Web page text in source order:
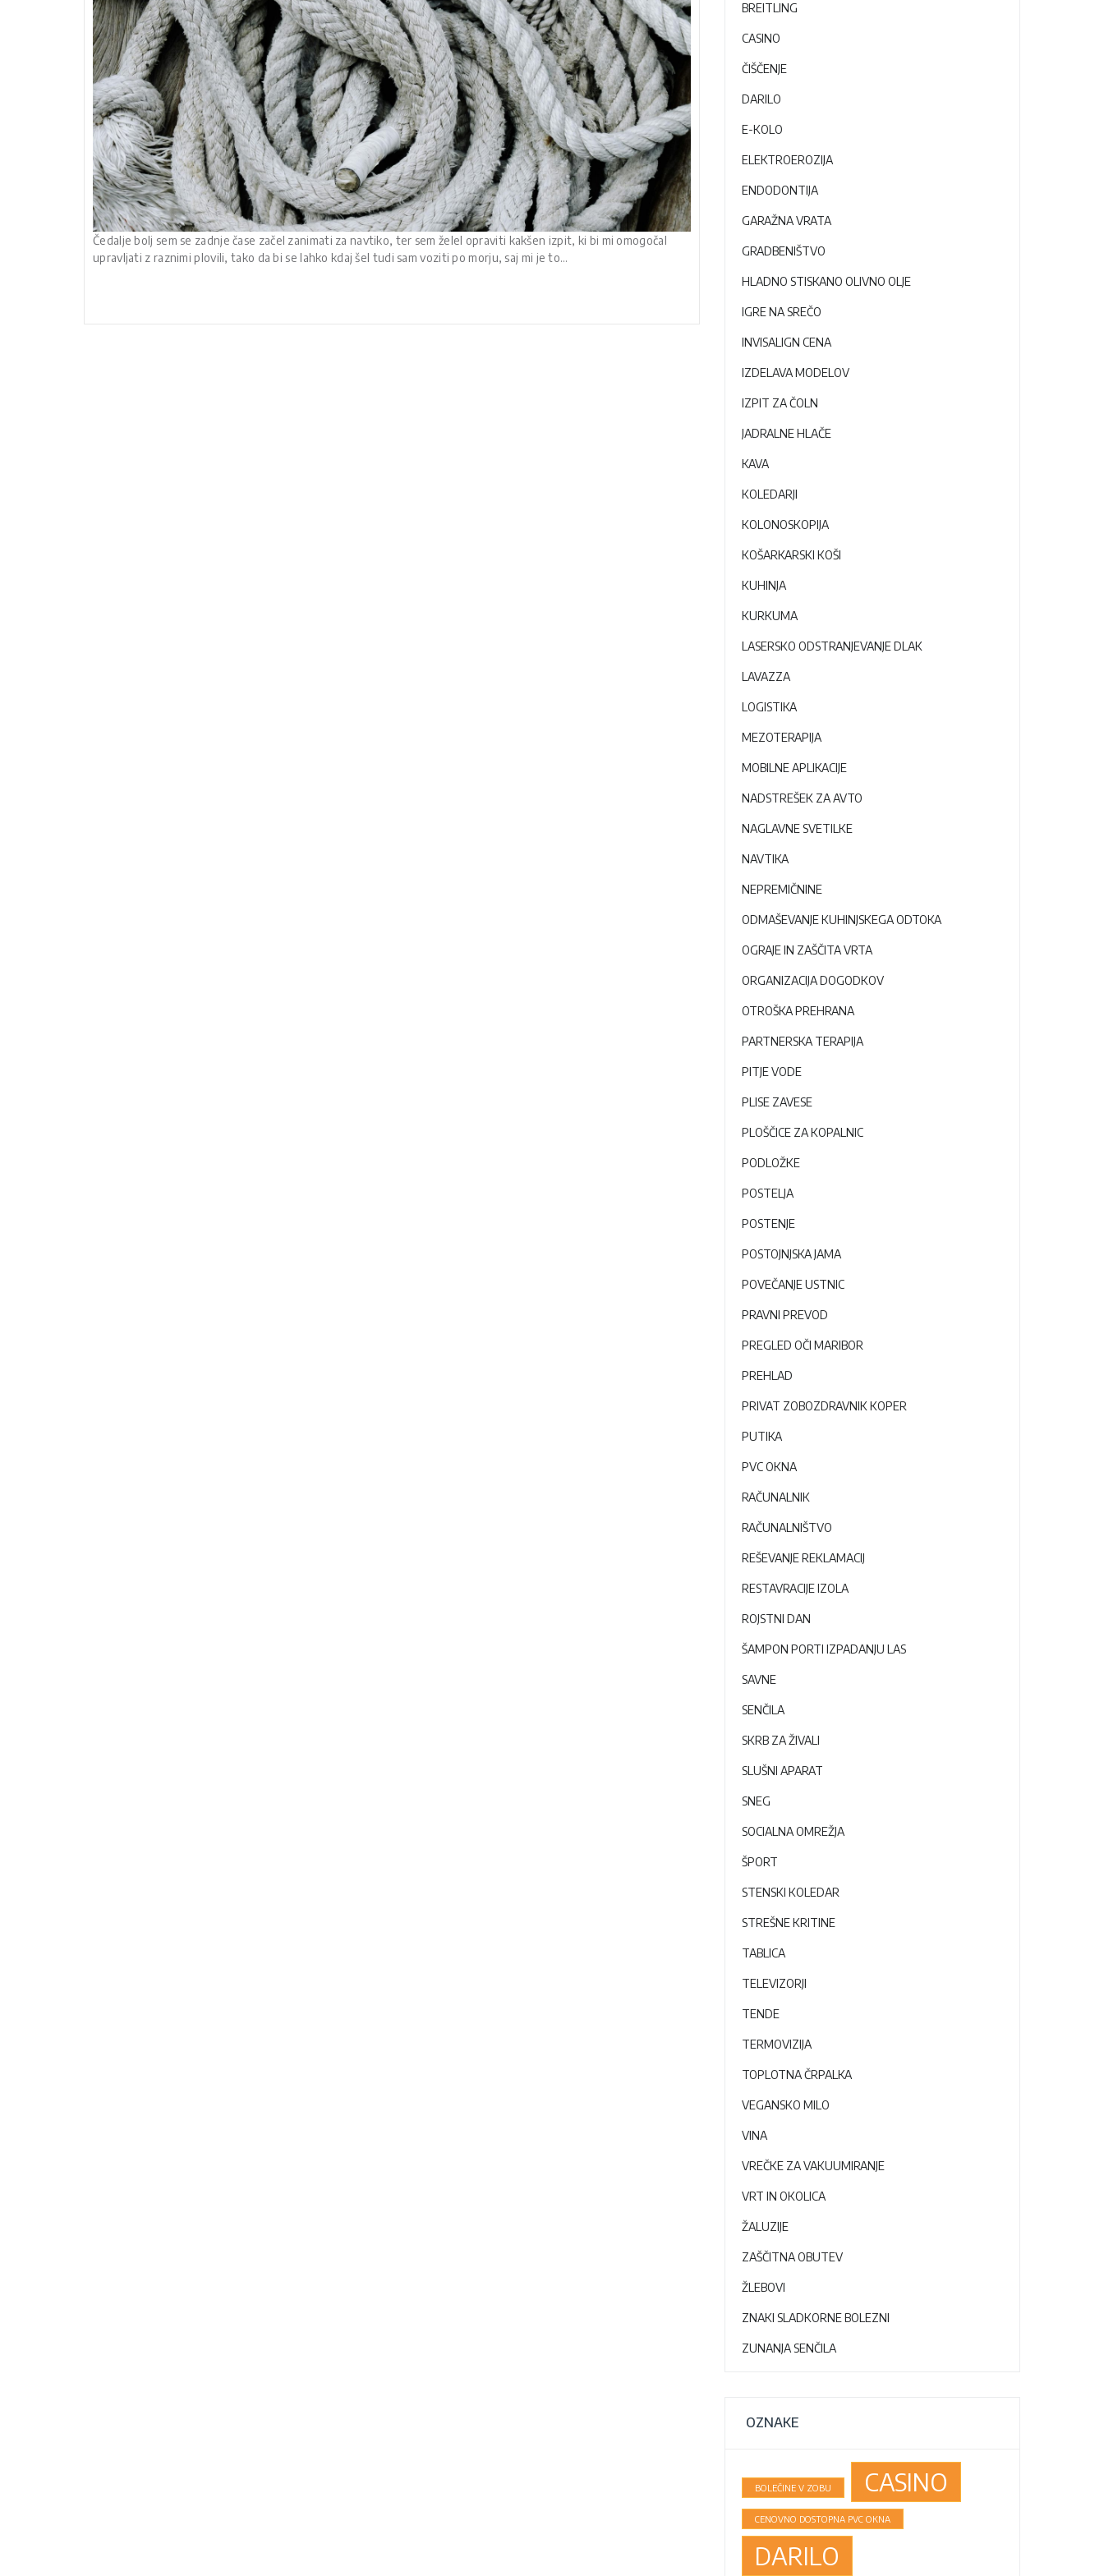
Čedalje bolj sem se zadnje čase začel zanimati za navtiko, ter sem želel opraviti kakšen izpit, ki bi mi omogočal
upravljati z raznimi plovili, tako da bi se lahko kdaj šel tudi sam voziti po morju, saj mi je to…
BREITLING
CASINO
ČIŠČENJE
DARILO
E-KOLO
ELEKTROEROZIJA
ENDODONTIJA
GARAŽNA VRATA
GRADBENIŠTVO
HLADNO STISKANO OLIVNO OLJE
IGRE NA SREČO
INVISALIGN CENA
IZDELAVA MODELOV
IZPIT ZA ČOLN
JADRALNE HLAČE
KAVA
KOLEDARJI
KOLONOSKOPIJA
KOŠARKARSKI KOŠI
KUHINJA
KURKUMA
LASERSKO ODSTRANJEVANJE DLAK
LAVAZZA
LOGISTIKA
MEZOTERAPIJA
MOBILNE APLIKACIJE
NADSTREŠEK ZA AVTO
NAGLAVNE SVETILKE
NAVTIKA
NEPREMIČNINE
ODMAŠEVANJE KUHINJSKEGA ODTOKA
OGRAJE IN ZAŠČITA VRTA
ORGANIZACIJA DOGODKOV
OTROŠKA PREHRANA
PARTNERSKA TERAPIJA
PITJE VODE
PLISE ZAVESE
PLOŠČICE ZA KOPALNIC
PODLOŽKE
POSTELJA
POSTENJE
POSTOJNJSKA JAMA
POVEČANJE USTNIC
PRAVNI PREVOD
PREGLED OČI MARIBOR
PREHLAD
PRIVAT ZOBOZDRAVNIK KOPER
PUTIKA
PVC OKNA
RAČUNALNIK
RAČUNALNIŠTVO
REŠEVANJE REKLAMACIJ
RESTAVRACIJE IZOLA
ROJSTNI DAN
ŠAMPON PORTI IZPADANJU LAS
SAVNE
SENČILA
SKRB ZA ŽIVALI
SLUŠNI APARAT
SNEG
SOCIALNA OMREŽJA
ŠPORT
STENSKI KOLEDAR
STREŠNE KRITINE
TABLICA
TELEVIZORJI
TENDE
TERMOVIZIJA
TOPLOTNA ČRPALKA
VEGANSKO MILO
VINA
VREČKE ZA VAKUUMIRANJE
VRT IN OKOLICA
ŽALUZIJE
ZAŠČITNA OBUTEV
ŽLEBOVI
ZNAKI SLADKORNE BOLEZNI
ZUNANJA SENČILA
OZNAKE
BOLEČINE V ZOBU CASINO
CENOVNO DOSTOPNA PVC OKNA
DARILO